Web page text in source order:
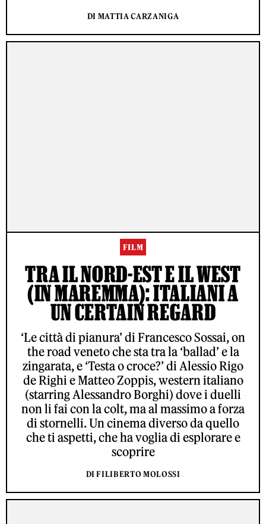
DI MATTIA CARZANIGA
FILM
TRA IL NORD-EST E IL WEST
(IN MAREMMA): ITALIANI A
UN CERTAIN REGARD
‘Le città di pianura’ di Francesco Sossai, on
the road veneto che sta tra la ‘ballad’ e la
zingarata, e ‘Testa o croce?’ di Alessio Rigo
de Righi e Matteo Zoppis, western italiano
(starring Alessandro Borghi) dove i duelli
non li fai con la colt, ma al massimo a forza
di stornelli. Un cinema diverso da quello
che ti aspetti, che ha voglia di esplorare e
scoprire
DI FILIBERTO MOLOSSI